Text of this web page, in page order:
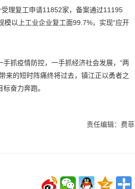
理复工申请11852家，备案通过11195
模以上工业企业复工面99.7%，实现“应开
抓疫情防控，一手抓经济社会发展，“两
来的短时阵痛终将过去，镇江正以勇者之
奋力奔跑。
责任编辑：费菲